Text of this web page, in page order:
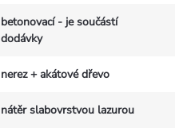
betonovací - je součástí
dodávky
nerez + akátové dřevo
nátěr slabovrstvou lazurou